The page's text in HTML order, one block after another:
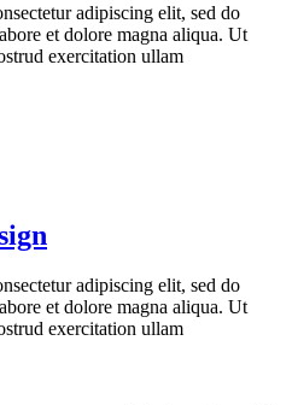
adipiscing elit, sed do
et dolore magna aliqua. Ut
exercitation ullam
adipiscing elit, sed do
et dolore magna aliqua. Ut
exercitation ullam